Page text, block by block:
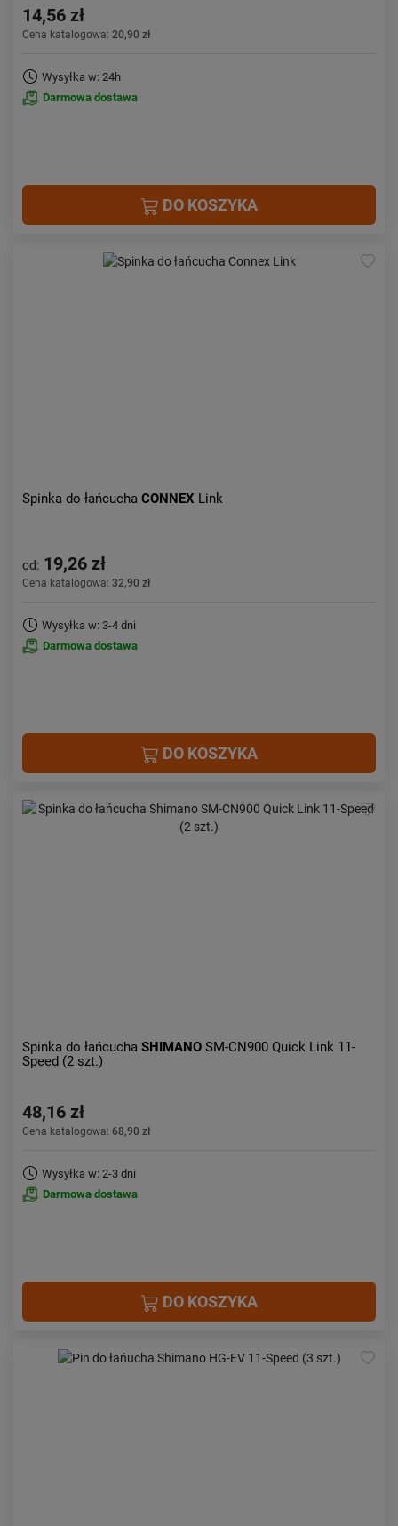
14,56 zł
Cena katalogowa: 20,90 zł
Wysyłka w: 24h
Darmowa dostawa
DO KOSZYKA
Spinka do łańcucha CONNEX Link
od: 19,26 zł
Cena katalogowa: 32,90 zł
Wysyłka w: 3-4 dni
Darmowa dostawa
DO KOSZYKA
Spinka do łańcucha SHIMANO SM-CN900 Quick Link 11-
Speed (2 szt.)
48,16 zł
Cena katalogowa: 68,90 zł
Wysyłka w: 2-3 dni
Darmowa dostawa
DO KOSZYKA